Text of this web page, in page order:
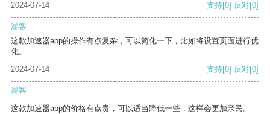
2024-07-14 支持[0] 反对[0]
游客
这款加速器app的操作有点复杂，可以简化一下，比如将设置页面进行优
化。
2024-07-14
支持[0] 反对[0]
游客
这款加速器app的价格有点贵，可以适当降低一些，这样会更加亲民。